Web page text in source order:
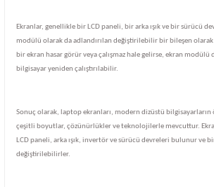
Ekranlar, genellikle bir LCD paneli, bir arka ışık ve bir sürücü
modülü olarak da adlandırılan değiştirilebilir bir bileşen olarak
bir ekran hasar görür veya çalışmaz hale gelirse, ekran
bilgisayar yeniden çalıştırılabilir.
Sonuç olarak, laptop ekranları, modern dizüstü
çeşitli boyutlar, çözünürlükler ve teknolojilerle mevcuttur.
LCD paneli, arka ışık, invertör ve sürücü devreleri bulunur ve
değiştirilebilirler.